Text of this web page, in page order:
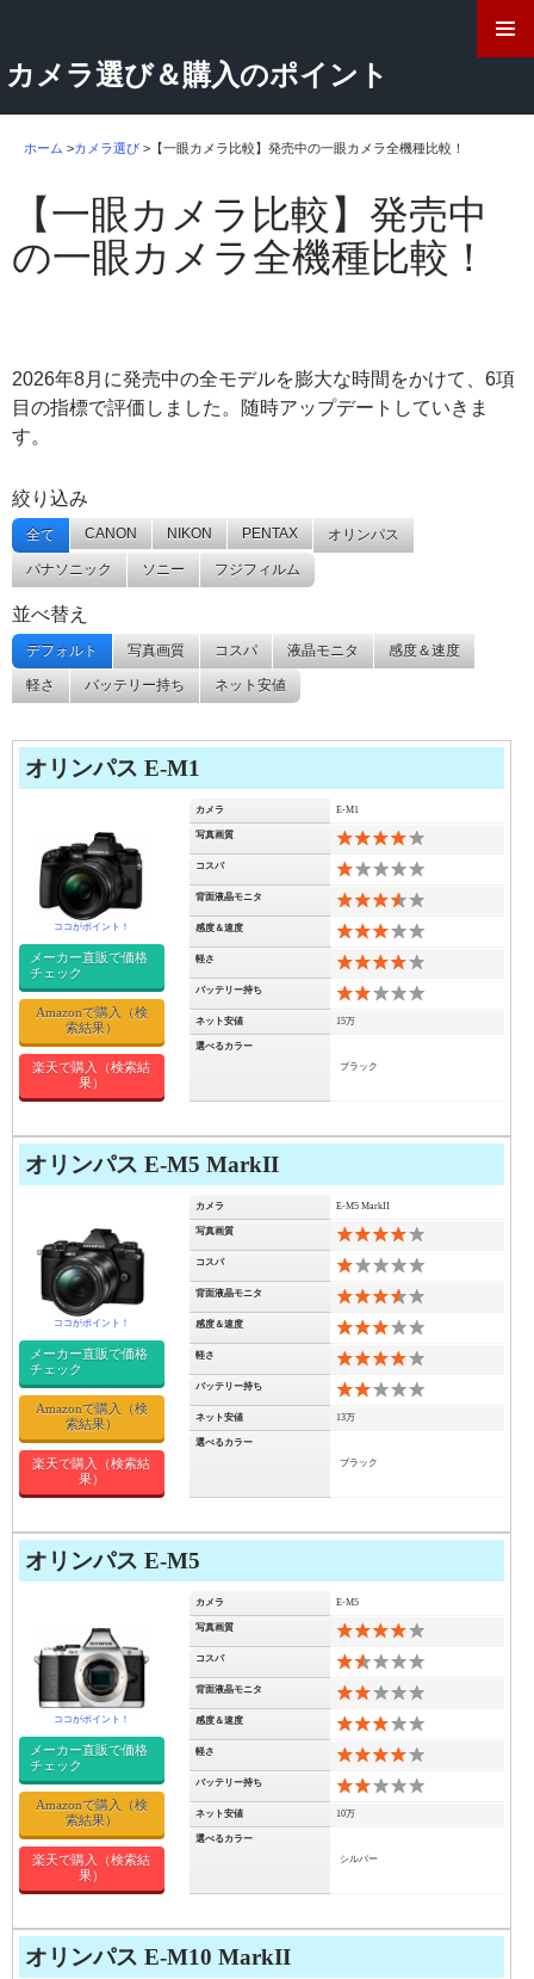
カメラ選び＆購入のポイント
ン
ツ
ッ
プ
ホーム >カメラ選び > 【一眼カメラ比較】発売中の一眼カメラ全機種比較！
【一眼カメラ比較】発売中
の一眼カメラ全機種比較！
2026年8月に発売中の全モデルを膨大な時間をかけて、6項
目の指標で評価しました。随時アップデートしていきま
す。
絞り込み
全て CANON NIKON PENTAX オリンパス
パナソニック ソニー フジフィルム
並べ替え
デフォルト 写真画質 コスパ 液晶モニタ 感度＆速度
軽さ バッテリー持ち ネット安値
オリンパス E-M1
カメラ E-M1
写真画質
コスパ
背面液晶モニタ
感度＆速度
軽さ
バッテリー持ち
ネット安値 15万
選べるカラー
ブラック
メーカー直販で価格
チェック
Amazonで購入（検
索結果）
楽天で購入（検索結
果）
オリンパス E-M5 MarkII
カメラ E-M5 MarkII
写真画質
コスパ
背面液晶モニタ
感度＆速度
軽さ
バッテリー持ち
ネット安値 13万
選べるカラー
ブラック
メーカー直販で価格
チェック
Amazonで購入（検
索結果）
楽天で購入（検索結
果）
オリンパス E-M5
カメラ E-M5
写真画質
コスパ
背面液晶モニタ
感度＆速度
軽さ
バッテリー持ち
ネット安値 10万
選べるカラー
シルバー
メーカー直販で価格
チェック
Amazonで購入（検
索結果）
楽天で購入（検索結
果）
オリンパス E-M10 MarkII